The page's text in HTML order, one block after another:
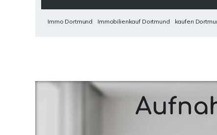
Immo Dortmund Immobilienkauf Dortmund kaufen